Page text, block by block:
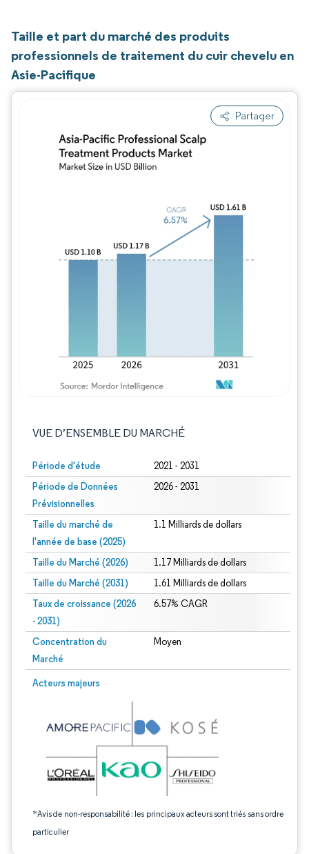
Taille et part du marché des produits
professionnels de traitement du cuir chevelu en
Asie-Pacifique
Partager
VUE D’ENSEMBLE DU MARCHÉ
Période d'étude 2021 - 2031
Période de Données
Prévisionnelles
2026 - 2031
Taille du marché de
l'année de base (2025)
1.1 Milliards de dollars
Taille du Marché (2026) 1.17 Milliards de dollars
Taille du Marché (2031) 1.61 Milliards de dollars
Taux de croissance (2026
- 2031)
6.57% CAGR
Concentration du
Marché
Moyen
Acteurs majeurs
*Avis de non-responsabilité : les principaux acteurs sont triés sans ordre
particulier
Image © Mordor Intelligence. La réutilisation nécessite une attribution sous CC